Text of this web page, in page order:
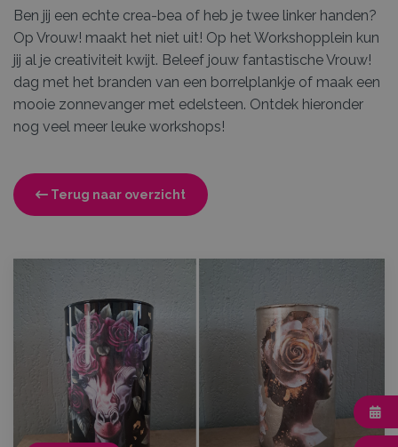
Ben jij een echte crea-bea of heb je twee linker handen?
Op Vrouw! maakt het niet uit! Op het Workshopplein kun
jij al je creativiteit kwijt. Beleef jouw fantastische Vrouw!
dag met het branden van een borrelplankje of maak een
mooie zonnevanger met edelsteen. Ontdek hieronder
nog veel meer leuke workshops!
Terug naar overzicht